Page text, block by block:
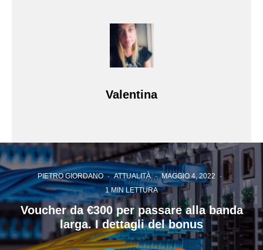
Valentina
PIETRO GIORDANO · ATTUALITÀ · MAGGIO 4, 2022
·
1 MIN LETTURA
Voucher da €300 per passare alla banda
larga. I dettagli del bonus